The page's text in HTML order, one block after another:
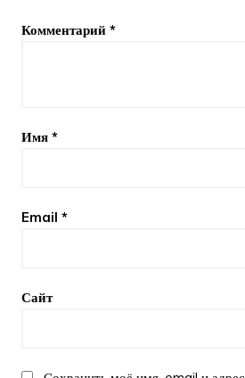
Комментарий *
Имя *
Email *
Сайт